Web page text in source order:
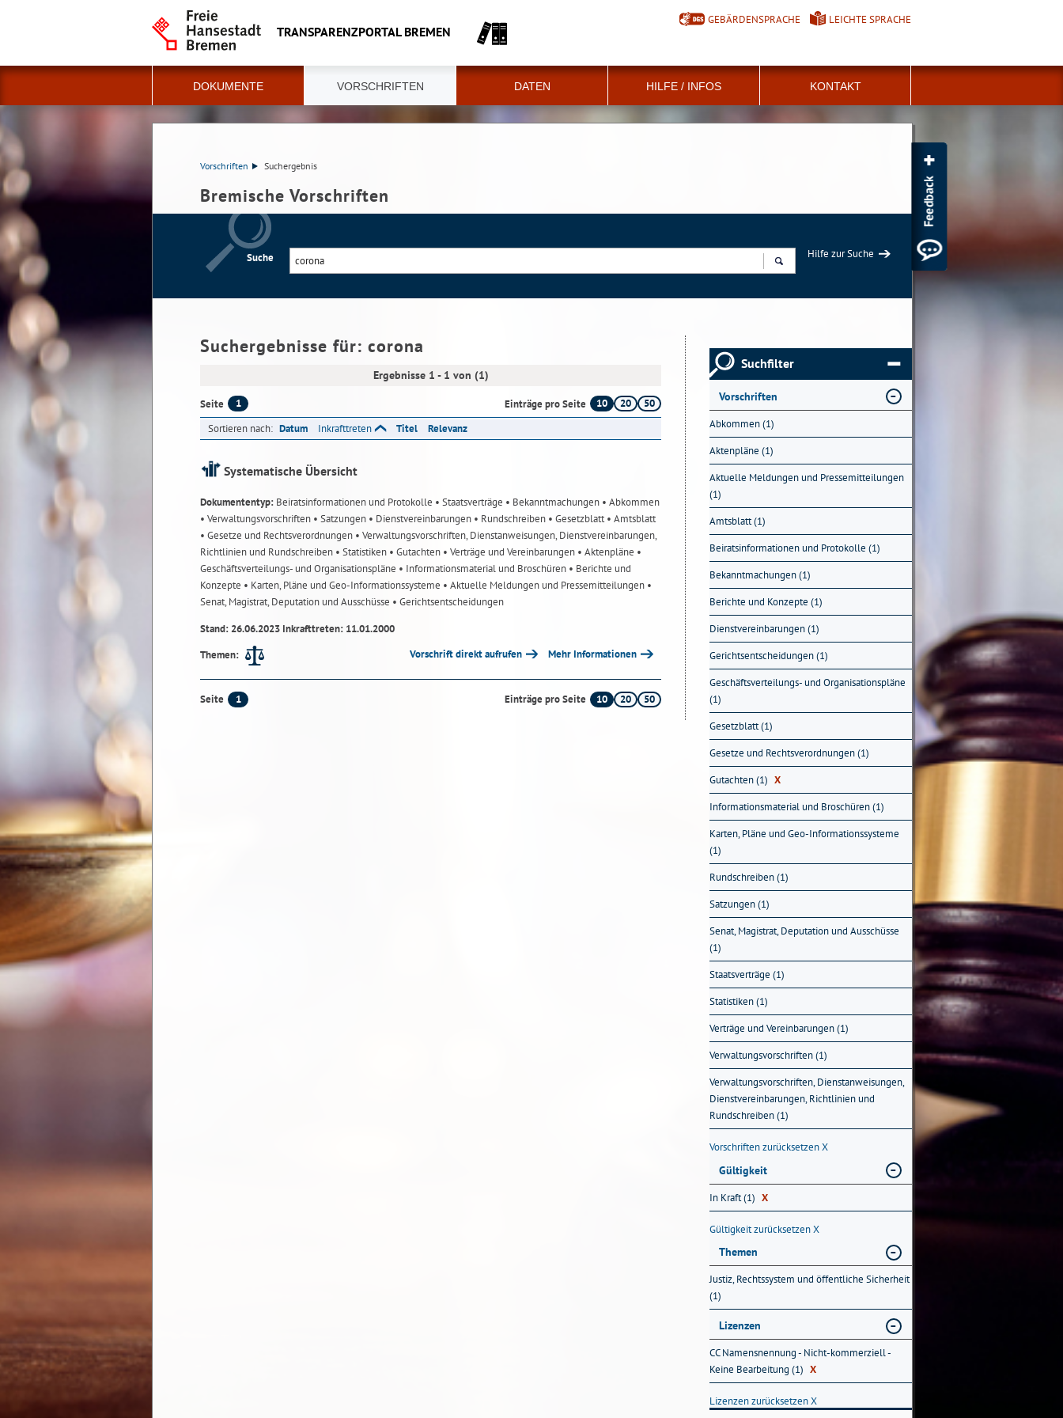
TRANSPARENZPORTAL BREMEN
GEBÄRDENSPRACHE LEICHTE SPRACHE
DOKUMENTE VORSCHRIFTEN DATEN HILFE / INFOS KONTAKT
Vorschriften Suchergebnis
Bremische Vorschriften
Suche
Hilfe zur Suche
Suchergebnisse für: corona
Ergebnisse 1 - 1 von (1)
Seite 1 Einträge pro Seite 10 20
50
Sortieren nach: Datum Inkrafttreten Titel Relevanz
Systematische Übersicht
Dokumententyp: Beiratsinformationen und Protokolle • Staatsverträge • Bekanntmachungen • Abkommen
• Verwaltungsvorschriften • Satzungen • Dienstvereinbarungen • Rundschreiben • Gesetzblatt• Amtsblatt
• Gesetze und Rechtsverordnungen • Verwaltungsvorschriften, Dienstanweisungen, Dienstvereinbarungen,
Richtlinien und Rundschreiben • Statistiken • Gutachten • Verträge und Vereinbarungen • Aktenpläne •
Geschäftsverteilungs- und Organisationspläne • Informationsmaterial und Broschüren • Berichte und
Konzepte • Karten, Pläne und Geo-Informationssysteme • Aktuelle Meldungen und Pressemitteilungen •
Senat, Magistrat, Deputation und Ausschüsse • Gerichtsentscheidungen
Stand: 26.06.2023 Inkrafttreten: 11.01.2000
Themen:
Vorschrift direkt aufrufen Mehr Informationen
Seite 1 Einträge pro Seite 10 20 50
Suchfilter
Vorschriften
Abkommen (1)
Aktenpläne (1)
Aktuelle Meldungen und Pressemitteilungen
(1)
Amtsblatt (1)
Beiratsinformationen und Protokolle (1)
Bekanntmachungen (1)
Berichte und Konzepte (1)
Dienstvereinbarungen (1)
Gerichtsentscheidungen (1)
Geschäftsverteilungs- und Organisationspläne
(1)
Gesetzblatt (1)
Gesetze und Rechtsverordnungen (1)
Gutachten (1) X
Informationsmaterial und Broschüren (1)
Karten, Pläne und Geo-Informationssysteme
(1)
Rundschreiben (1)
Satzungen (1)
Senat, Magistrat, Deputation und Ausschüsse
(1)
Staatsverträge (1)
Statistiken (1)
Verträge und Vereinbarungen (1)
Verwaltungsvorschriften (1)
Verwaltungsvorschriften, Dienstanweisungen,
Dienstvereinbarungen, Richtlinien und
Rundschreiben (1)
Vorschriften zurücksetzenX
Gültigkeit
In Kraft (1) X
Gültigkeit zurücksetzenX
Themen
Justiz, Rechtssystem und öffentliche Sicherheit
(1)
Lizenzen
CC Namensnennung - Nicht-kommerziell -
Keine Bearbeitung (1) X
Lizenzen zurücksetzenX